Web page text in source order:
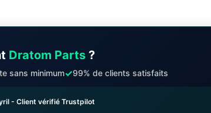
Dratom Parts ?
sans minimum✓99% de clients satisfaits
- Client vérifié Trustpilot